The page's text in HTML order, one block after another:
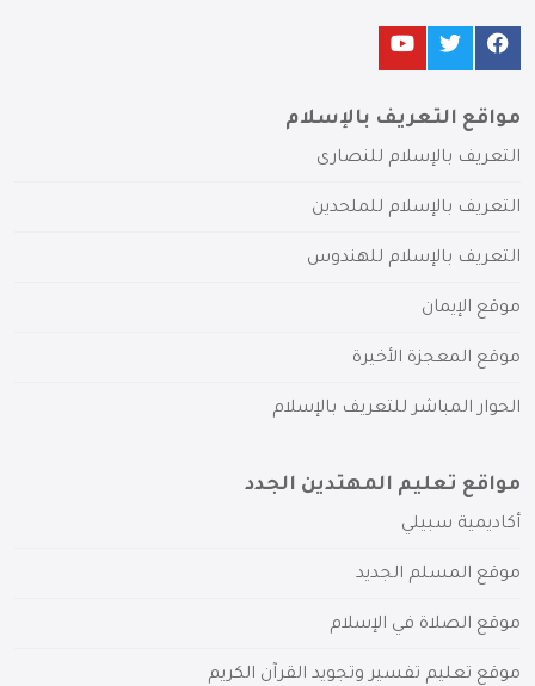
مواقع التعريف بالإسلام
التعريف بالإسلام للنصارى
التعريف بالإسلام للملحدين
التعريف بالإسلام للهندوس
موقع الإيمان
موقع المعجزة الأخيرة
الحوار المباشر للتعريف بالإسلام
مواقع تعليم المهتدين الجدد
أكاديمية سبيلي
موقع المسلم الجديد
موقع الصلاة في الإسلام
موقع تعليم تفسير وتجويد القرآن الكريم